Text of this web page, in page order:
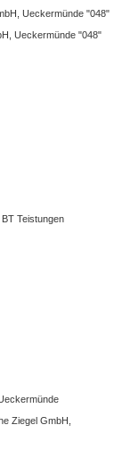
Ueckermünde "048"
Ueckermünde "048"
Teistungen
Ziegel GmbH,